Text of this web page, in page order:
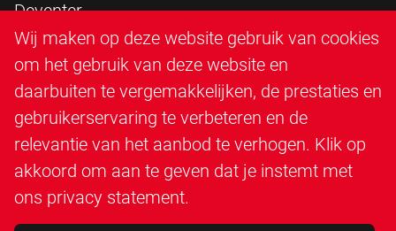
Deventer
Epe
Sittard
Triangle Infra
Triangle Steigerbouw
Utrecht
Veenendaal
Zutphen
Wij maken op deze website gebruik van cookies
om het gebruik van deze website en
daarbuiten te vergemakkelijken, de prestaties en
gebruikerservaring te verbeteren en de
relevantie van het aanbod te verhogen. Klik op
akkoord om aan te geven dat je instemt met
ons privacy statement.